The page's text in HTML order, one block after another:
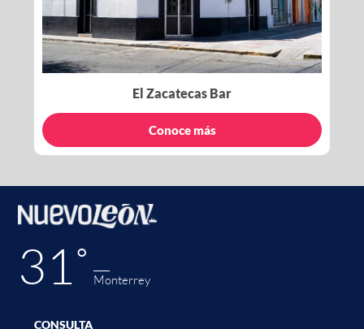
El Zacatecas Bar
Conoce más
31˚ Monterrey
CONSULTA